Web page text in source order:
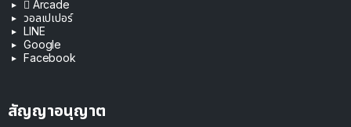
 Arcade
วอลเปเปอร์
LINE
Google
Facebook
สัญญาอนุญาต